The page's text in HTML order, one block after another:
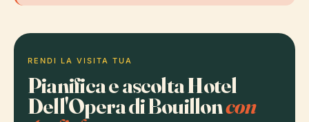
RENDI LA VISITA TUA
Pianifica e ascolta Hotel
Dell'Opera di Bouilloncon